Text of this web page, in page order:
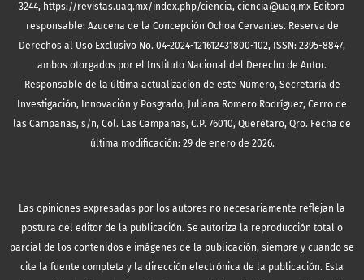
3244, https://revistas.uaq.mx/index.php/ciencia, ciencia@uaq.mx Editora
responsable: Azucena de la Concepción Ochoa Cervantes. Reserva de
Derechos al Uso Exclusivo No. 04-2024-121612431800-102, ISSN: 2395-8847,
ambos otorgados por el Instituto Nacional del Derecho de Autor.
Responsable de la última actualización de este Número, Secretaría de
Investigación, Innovación y Posgrado, Juliana Romero Rodríguez, Cerro de
las Campanas, s/n, Col. Las Campanas, C.P. 76010, Querétaro, Qro. Fecha de
última modificación: 29 de enero de 2026.
Las opiniones expresadas por los autores no necesariamente reflejan la
postura del editor de la publicación. Se autoriza la reproducción total o
parcial de los contenidos e imágenes de la publicación, siempre y cuando se
cite la fuente completa y la dirección electrónica de la publicación. Esta